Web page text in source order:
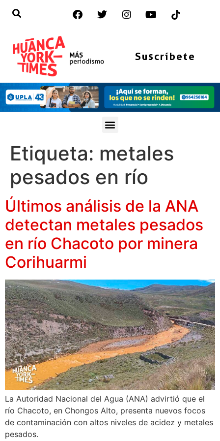
Suscríbete
Etiqueta: metales
pesados en río
Últimos análisis de la ANA
detectan metales pesados
en río Chacoto por minera
Corihuarmi
La Autoridad Nacional del Agua (ANA) advirtió que el
río Chacoto, en Chongos Alto, presenta nuevos focos
de contaminación con altos niveles de acidez y metales
pesados.